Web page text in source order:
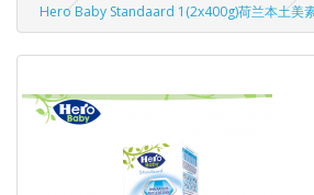
Hero Baby Standaard 1(2x400g)荷兰本土美